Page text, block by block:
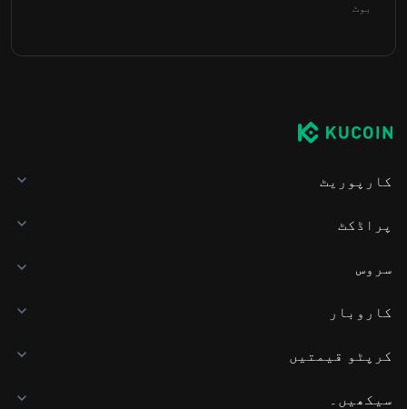
بوٹ
کارپوریٹ
پراڈکٹ
سروس
کاروبار
کرپٹو قیمتیں
سیکھیں۔